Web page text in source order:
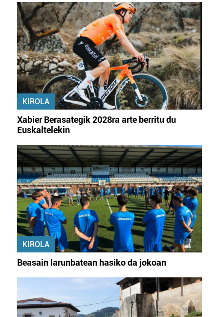
KIROLA
Xabier Berasategik 2028ra arte berritu du
Euskaltelekin
KIROLA
Beasain larunbatean hasiko da jokoan